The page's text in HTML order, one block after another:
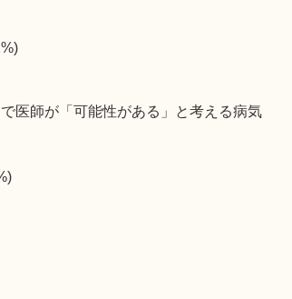
医師が「可能性がある」と考える病気